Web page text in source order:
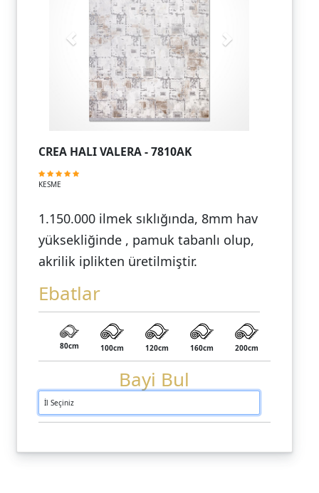
CREA HALI VALERA - 7810AK
KESME
1.150.000 ilmek sıklığında, 8mm hav
yüksekliğinde , pamuk tabanlı olup,
akrilik iplikten üretilmiştir.
Ebatlar
80cm 100cm 120cm 160cm 200cm
Bayi Bul